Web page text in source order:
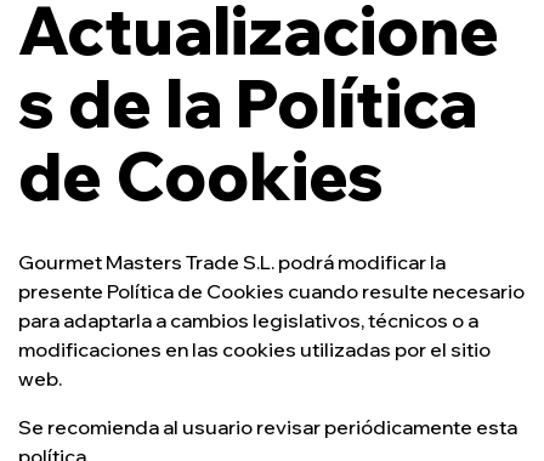
Actualizacione
s de la Política
de Cookies
Gourmet Masters Trade S.L. podrá modificar la
presente Política de Cookies cuando resulte necesario
para adaptarla a cambios legislativos, técnicos o a
modificaciones en las cookies utilizadas por el sitio
web.
Se recomienda al usuario revisar periódicamente esta